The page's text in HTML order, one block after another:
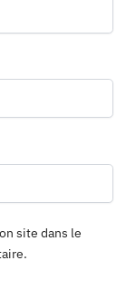
site dans le